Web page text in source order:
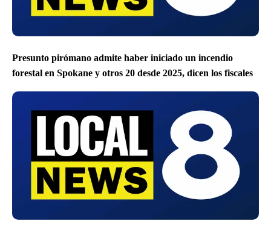
Presunto pirómano admite haber iniciado un incendio
forestal en Spokane y otros 20 desde 2025, dicen los fiscales